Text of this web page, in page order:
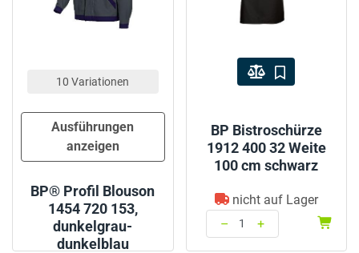
10 Variationen
Ausführungen
anzeigen
BP® Profil Blouson
1454 720 153,
dunkelgrau-
dunkelblau
BP Bistroschürze
1912 400 32 Weite
100 cm schwarz
nicht auf Lager
–
+
Menge: 1